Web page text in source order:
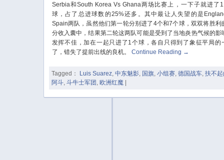
Serbia和South Korea Vs Ghana两场比赛上，一下子就进了
球，占了总进球数的25%还多。其中最让人失望的是
Spain两队，虽然他们第一轮分别进了4个和7个球，双双将胜利
分收入囊中，结果第二轮这两队可能是受到了当地炎热气候的影
发挥不佳，加在一起只进了1个球，各自只得到了象征平局的
了，错失了提前出线的良机。
Continue Reading →
Tagged： Luis Suarez,中东魅影, 国旗,小组赛,德国战车,扶不
阿斗,斗牛士军团 , 欧洲红魔